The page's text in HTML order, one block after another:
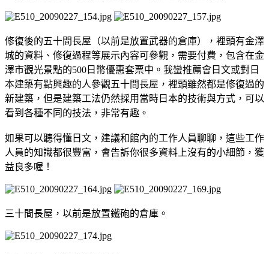
修復後的五十間長屋（以前是放置武器的倉庫），裡頭有金澤
城的資料、修復過程等展示內容可參觀，需要付費，包含在金
澤市觀光景點的500日幣優惠套票中。我蠻推薦會日文或對日
本建築有點興趣的人參觀五十間長屋，裡頭雖然都是修復過的
新建築，但是建築工法仍然採用當時日本的技術與方式，可以
看到各種不同的技法，非常有趣。
如果可以聽得懂日文，建議和館內的工作人員聊聊，這些工作
人員的知識都很豐富，會告訴你很多資料上沒有的小細節，獲
益良多喔！
三十間長屋，以前是放置鐵砲的倉庫。